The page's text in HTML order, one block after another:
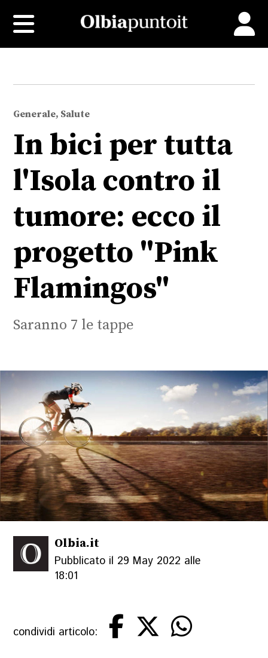
Generale, Salute
In bici per tutta
l'Isola contro il
tumore: ecco il
progetto "Pink
Flamingos"
Saranno 7 le tappe
Olbia.it
Pubblicato il 29 May 2022 alle
18:01
condividi articolo: